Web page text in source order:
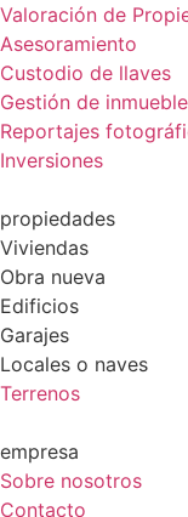
Valoración de
Asesoramiento
Custodio de llaves
Gestión de
Reportajes
Inversiones
propiedades
Viviendas
Obra nueva
Edificios
Garajes
Locales o naves
Terrenos
empresa
Sobre nosotros
Contacto